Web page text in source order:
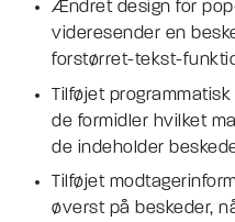
Ændret design for
videresender en
forstørret-tekst-
Tilføjet
de formidler hvilket
de indeholder
Tilføjet
øverst på beskeder,